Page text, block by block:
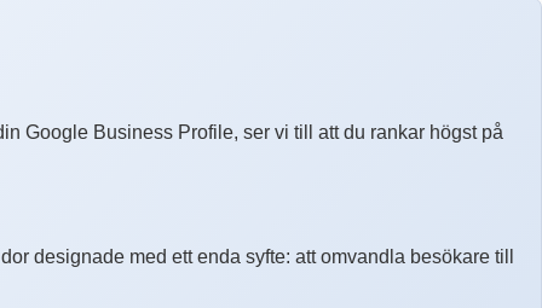
Google Business Profile, ser vi till att du rankar högst på
designade med ett enda syfte: att omvandla besökare till